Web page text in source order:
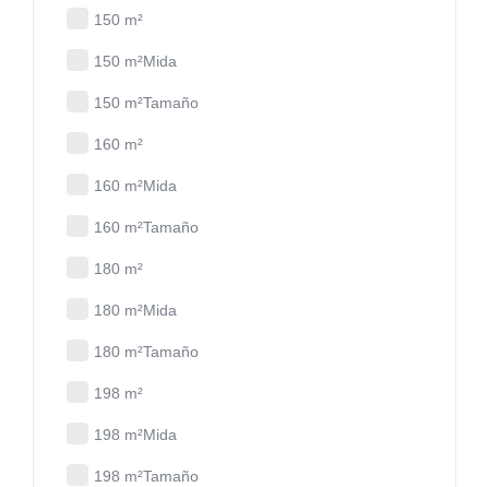
150 m²
150 m²Mida
150 m²Tamaño
160 m²
160 m²Mida
160 m²Tamaño
180 m²
180 m²Mida
180 m²Tamaño
198 m²
198 m²Mida
198 m²Tamaño